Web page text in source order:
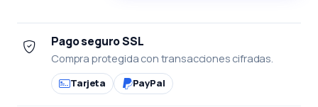
Pago seguro SSL
Compra protegida con transacciones cifradas.
Tarjeta PayPal